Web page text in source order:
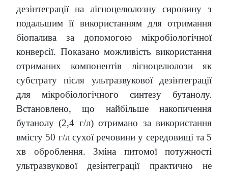
дезінтеграції на лігноцелюлозну сировину з
подальшим її використанням для отримання
біопалива за допомогою мікробіологічної
конверсії. Показано можливість використання
отриманих компонентів лігноцелюлози як
субстрату після ультразвукової дезінтеграції
для мікробіологічного синтезу бутанолу.
Встановлено, що найбільше накопичення
бутанолу (2,4 г/л) отримано за використання
вмісту 50 г/л сухої речовини у середовищі та 5
хв оброблення. Зміна питомої потужності
ультразвукової дезінтеграції практично не